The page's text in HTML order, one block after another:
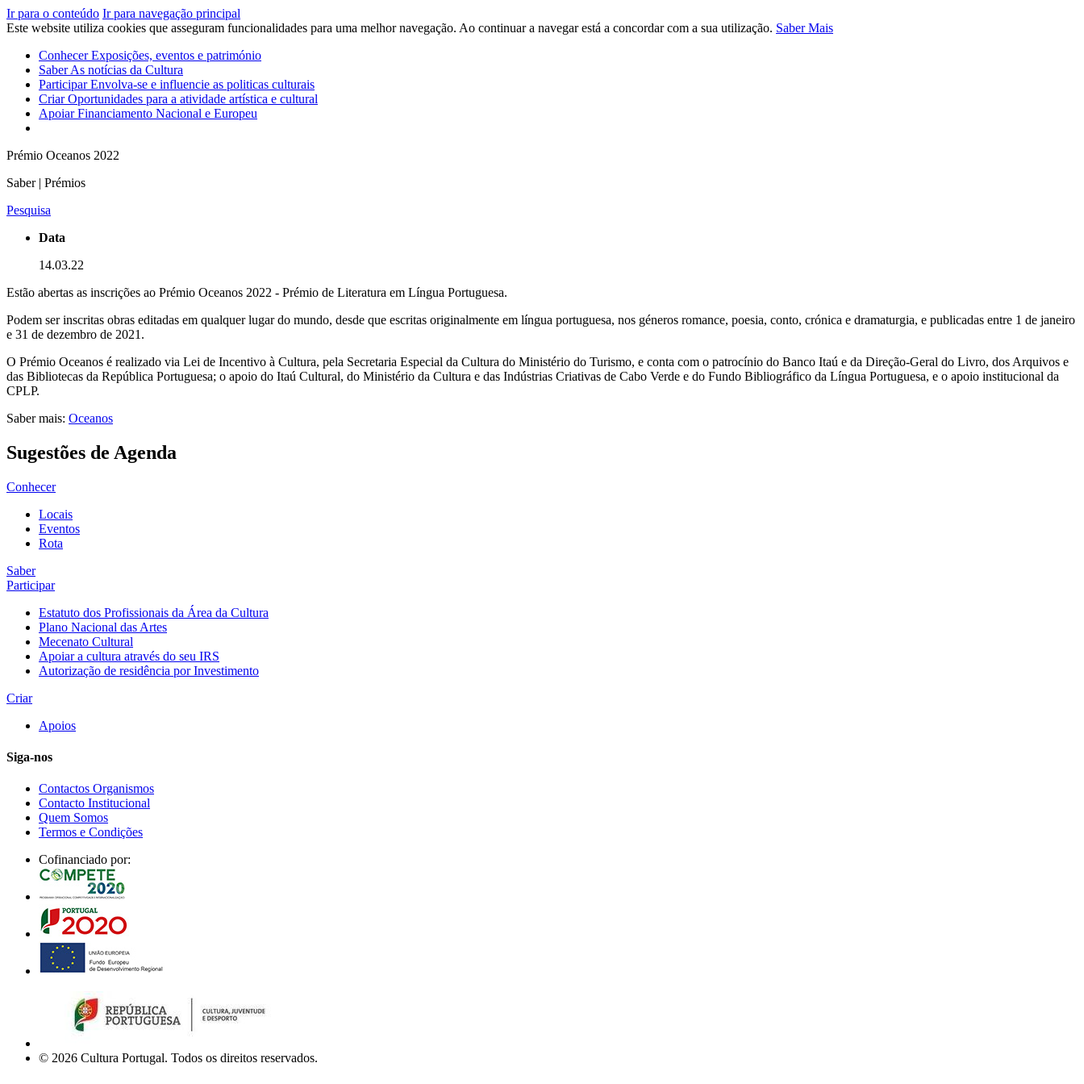
Ir para o conteúdo Ir para navegação principal
Este website utiliza cookies que asseguram funcionalidades para uma melhor navegação. Ao continuar a navegar está a concordar com a sua utilização. Saber Mais
ConhecerExposições, eventos e património
SaberAs notícias da Cultura
ParticiparEnvolva-se e influencie as politicas culturais
CriarOportunidades para a atividade artística e cultural
ApoiarFinanciamento Nacional e Europeu
Prémio Oceanos 2022
Saber | Prémios
Pesquisa
Data
14.03.22
Estão abertas as inscrições ao Prémio Oceanos 2022 - Prémio de Literatura em Língua Portuguesa.
Podem ser inscritas obras editadas em qualquer lugar do mundo, desde que escritas originalmente em língua portuguesa, nos géneros romance, poesia, conto, crónica e dramaturgia, e publicadas entre 1 de janeiro
e 31 de dezembro de 2021.
O Prémio Oceanos é realizado via Lei de Incentivo à Cultura, pela Secretaria Especial da Cultura do Ministério do Turismo, e conta com o patrocínio do Banco Itaú e da Direção-Geral do Livro, dos Arquivos e
das Bibliotecas da República Portuguesa; o apoio do Itaú Cultural, do Ministério da Cultura e das Indústrias Criativas de Cabo Verde e do Fundo Bibliográfico da Língua Portuguesa, e o apoio institucional da
CPLP.
Saber mais: Oceanos
Sugestões de Agenda
Conhecer
Locais
Eventos
Rota
Saber
Participar
Estatuto dos Profissionais da Área da Cultura
Plano Nacional das Artes
Mecenato Cultural
Apoiar a cultura através do seu IRS
Autorização de residência por Investimento
Criar
Apoios
Siga-nos
Contactos Organismos
Contacto Institucional
Quem Somos
Termos e Condições
Cofinanciado por:
© 2026 Cultura Portugal. Todos os direitos reservados.